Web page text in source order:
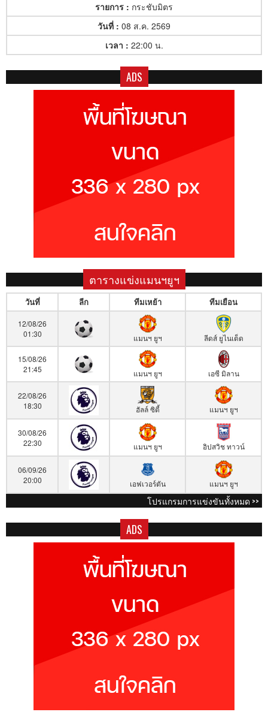
รายการ : กระชับมิตร
วันที่ : 08 ส.ค. 2569
เวลา : 22:00 น.
ADS
ตารางแข่งแมนฯยูฯ
วันที่ ลีก ทีมเหย้า ทีมเยือน
12/08/26
01:30
แมนฯ ยูฯ ลีดส์ ยูไนเต็ด
15/08/26
21:45
แมนฯ ยูฯ เอซี มิลาน
22/08/26
18:30
ฮัลล์ ซิตี้ แมนฯ ยูฯ
30/08/26
22:30
แมนฯ ยูฯ อิปสวิช ทาวน์
06/09/26
20:00
เอฟเวอร์ตัน แมนฯ ยูฯ
โปรแกรมการแข่งขันทั้งหมด >>
ADS